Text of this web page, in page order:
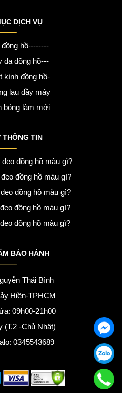
DỊCH VỤ
hồ--------
da đồng hồ---
kính đồng hồ-
lau dầy máy
bóng làm mới
THÔNG TIN
đồng hồ màu gì?
đồng hồ màu gì?
đồng hồ màu gì?
đồng hồ màu gì?
đồng hồ màu gì?
BẢO HÀNH
Thái Bình
Hiền-TPHCM
09h00-21h00
(T.2 -Chủ Nhật)
0345543689